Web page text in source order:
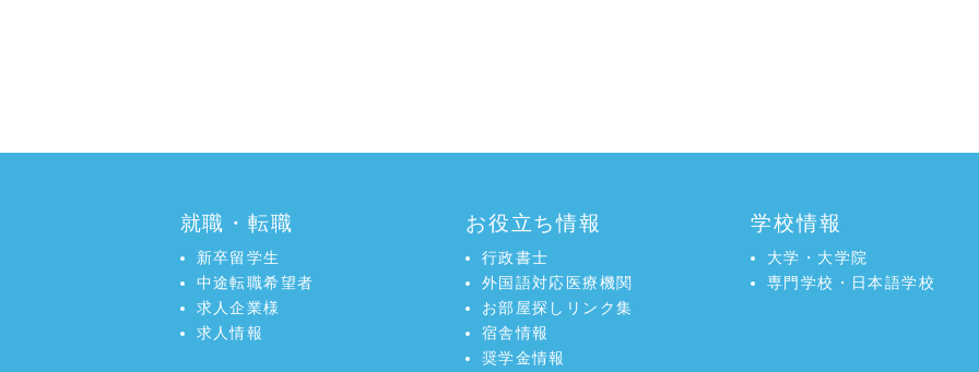
就職・転職
新卒留学生
中途転職希望者
求人企業様
求人情報
お役立ち情報
行政書士
外国語対応医療機関
お部屋探しリンク集
宿舎情報
奨学金情報
学校情報
大学・大学院
専門学校・日本語学校